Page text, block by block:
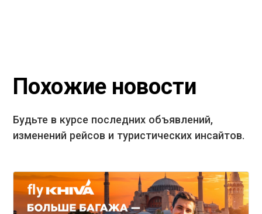
Похожие новости
Будьте в курсе последних объявлений,
изменений рейсов и туристических инсайтов.